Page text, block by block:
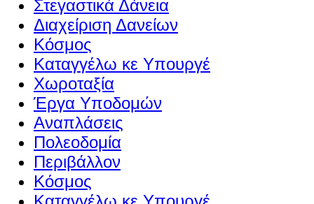
Στεγαστικά Δάνεια
Διαχείριση Δανείων
Κόσμος
Καταγγέλω κε Υπουργέ
Χωροταξία
Έργα Υποδομών
Αναπλάσεις
Πολεοδομία
Περιβάλλον
Κόσμος